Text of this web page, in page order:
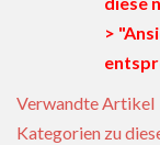
>
Verwandte Artikel
Kategorien zu